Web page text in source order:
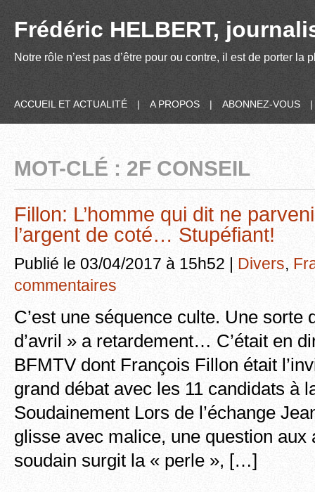
Frédéric HELBERT,
Notre rôle n’est pas d’être pour ou contre, il est de porter
ACCUEIL ET ACTUALITÉ | A PROPOS | ABONNEZ-VOUS |
MOT-CLÉ : 2F CONSEIL
Fillon: L’homme qui dit ne
l’argent de coté… Stupéfiant!
Publié le 03/04/2017 à 15h52 | Divers,
commentaires
C’est une séquence culte. Une sorte
d’avril » a retardement… C’était en
BFMTV dont François Fillon était
grand débat avec les 11 candidats à
Soudainement Lors de l’échange
glisse avec malice, une question aux
soudain surgit la « perle », […]